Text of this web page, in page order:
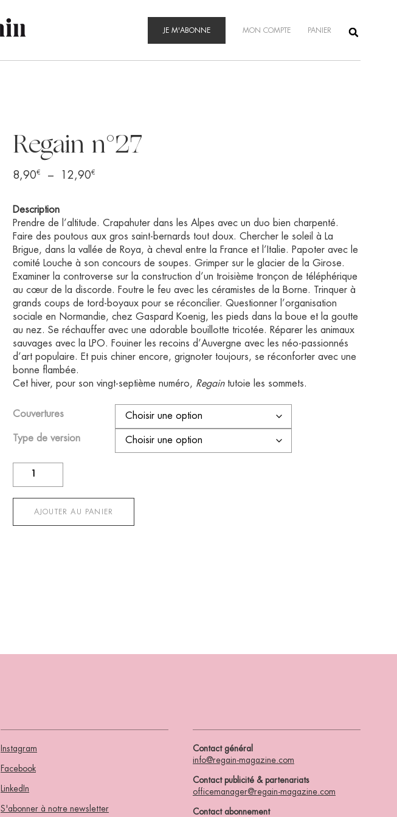
JE M'ABONNE MON COMPTE PANIER
Regain n°27
8,90€ – 12,90€
8,90€
à
12,90€
Description
Prendre de l’altitude. Crapahuter dans les Alpes avec un duo bien charpenté.
Faire des poutous aux gros saint-bernards tout doux. Chercher le soleil à La
Brigue, dans la vallée de Roya, à cheval entre la France et l’Italie. Papoter avec le
comité Louche à son concours de soupes. Grimper sur le glacier de la Girose.
Examiner la controverse sur la construction d’un troisième tronçon de téléphérique
au cœur de la discorde. Foutre le feu avec les céramistes de la Borne. Trinquer à
grands coups de tord-boyaux pour se réconcilier. Questionner l’organisation
sociale en Normandie, chez Gaspard Koenig, les pieds dans la boue et la goutte
au nez. Se réchauffer avec une adorable bouillotte tricotée. Réparer les animaux
sauvages avec la LPO. Fouiner les recoins d’Auvergne avec les néo-passionnés
d’art populaire. Et puis chiner encore, grignoter toujours, se réconforter avec une
bonne flambée.
Cet hiver, pour son vingt-septième numéro, Regaintutoie les sommets.
Couvertures
Type de version
quantité
AJOUTER AU PANIER
Instagram
Facebook
LinkedIn
S'abonner à notre newsletter
Contact général
info@regain-magazine.com
Contact publicité & partenariats
officemanager@regain-magazine.com
Contact abonnement